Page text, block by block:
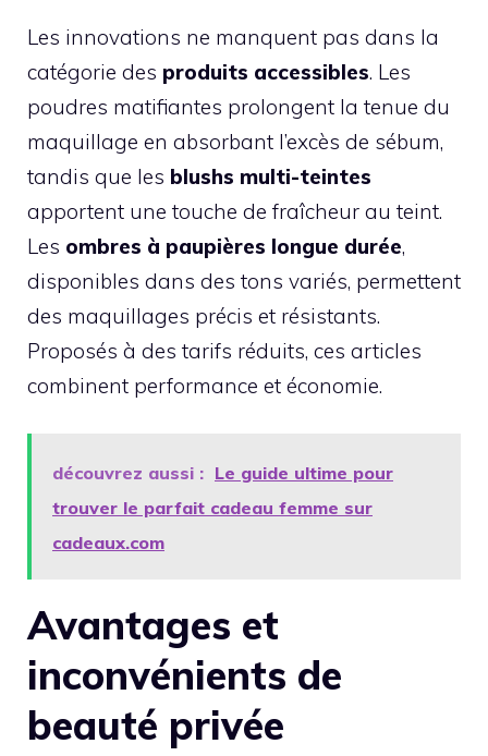
Les innovations ne manquent pas dans la
catégorie des produits accessibles. Les
poudres matifiantes prolongent la tenue du
maquillage en absorbant l’excès de sébum,
tandis que les blushs multi-teintes
apportent une touche de fraîcheur au teint.
Les ombres à paupières longue durée,
disponibles dans des tons variés, permettent
des maquillages précis et résistants.
Proposés à des tarifs réduits, ces articles
combinent performance et économie.
découvrez aussi : Le guide ultime pour
trouver le parfait cadeau femme sur
cadeaux.com
Avantages et
inconvénients de
beauté privée